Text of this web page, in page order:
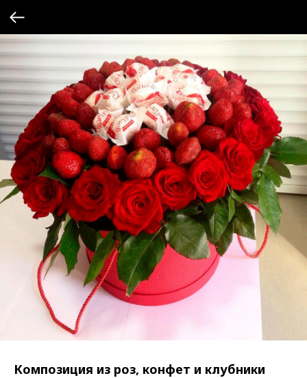
Композиция из роз, конфет и клубники